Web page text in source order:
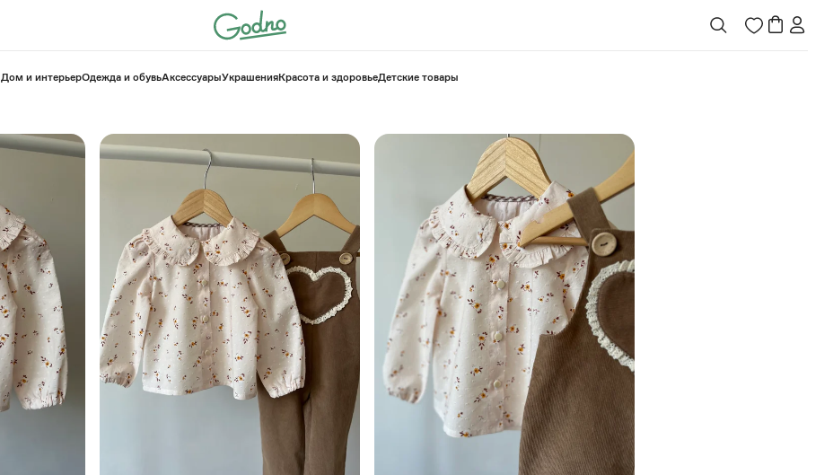
⁠Дом и интерьерОдежда и обувьАксессуарыУкрашенияКрасота и здоровье⁠Детские товары